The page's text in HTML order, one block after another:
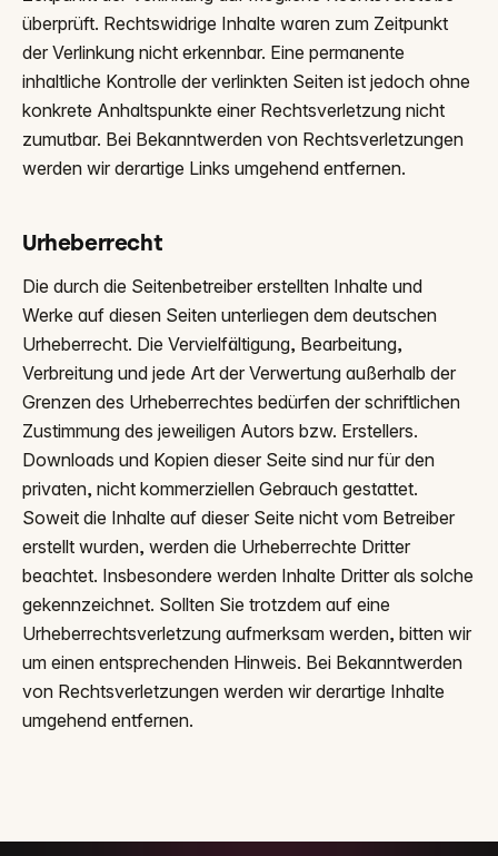
überprüft. Rechtswidrige Inhalte waren zum Zeitpunkt
der Verlinkung nicht erkennbar. Eine permanente
inhaltliche Kontrolle der verlinkten Seiten ist jedoch ohne
konkrete Anhaltspunkte einer Rechtsverletzung nicht
zumutbar. Bei Bekanntwerden von Rechtsverletzungen
werden wir derartige Links umgehend entfernen.
Urheberrecht
Die durch die Seitenbetreiber erstellten Inhalte und
Werke auf diesen Seiten unterliegen dem deutschen
Urheberrecht. Die Vervielfältigung, Bearbeitung,
Verbreitung und jede Art der Verwertung außerhalb der
Grenzen des Urheberrechtes bedürfen der schriftlichen
Zustimmung des jeweiligen Autors bzw. Erstellers.
Downloads und Kopien dieser Seite sind nur für den
privaten, nicht kommerziellen Gebrauch gestattet.
Soweit die Inhalte auf dieser Seite nicht vom Betreiber
erstellt wurden, werden die Urheberrechte Dritter
beachtet. Insbesondere werden Inhalte Dritter als solche
gekennzeichnet. Sollten Sie trotzdem auf eine
Urheberrechtsverletzung aufmerksam werden, bitten wir
um einen entsprechenden Hinweis. Bei Bekanntwerden
von Rechtsverletzungen werden wir derartige Inhalte
umgehend entfernen.